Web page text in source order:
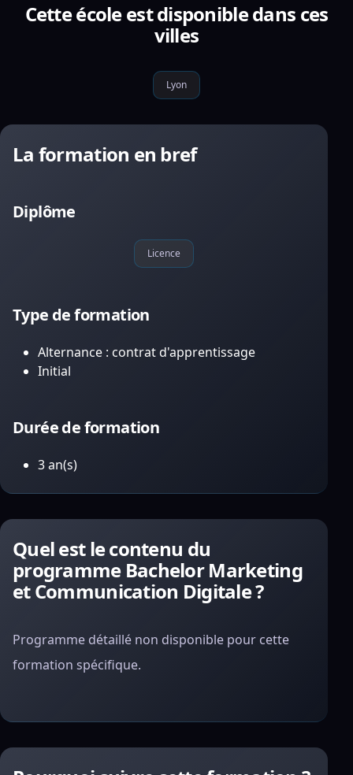
Cette école est disponible dans ces
villes
Lyon
La formation en bref
Diplôme
Licence
Type de formation
Alternance : contrat d'apprentissage
Initial
Durée de formation
3 an(s)
Quel est le contenu du
programme Bachelor Marketing
et Communication Digitale ?
Programme détaillé non disponible pour cette
formation spécifique.